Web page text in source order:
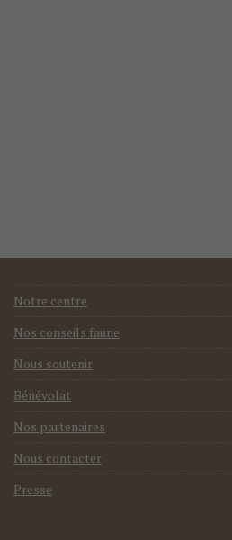
Notre centre
Nos conseils faune
Nous soutenir
Bénévolat
Nos partenaires
Nous contacter
Presse